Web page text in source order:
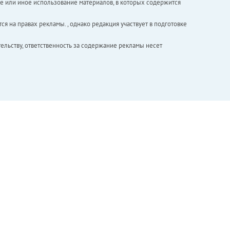
иное использование материалов, в которых содержится
правах рекламы. , однако редакция участвует в подготовке
ответственность за содержание рекламы несет